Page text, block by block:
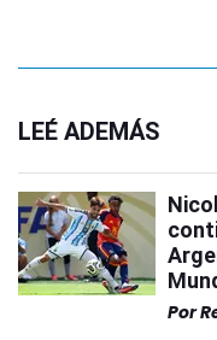
LEÉ ADEMÁS
Por